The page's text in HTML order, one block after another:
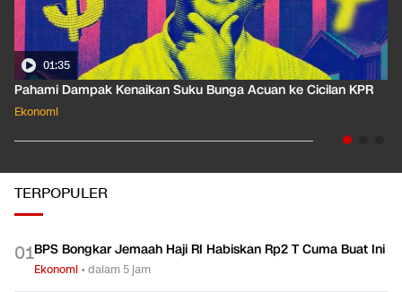
Pahami Dampak Kenaikan Suku Bunga Acuan ke Cicilan KPR
Ekonomi
TERPOPULER